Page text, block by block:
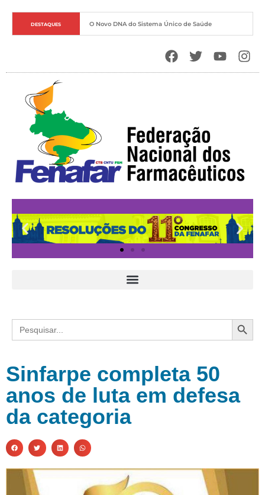
DESTAQUES O Novo DNA do Sistema Único de Saúde
Search
for:
Sinfarpe completa 50
anos de luta em defesa
da categoria